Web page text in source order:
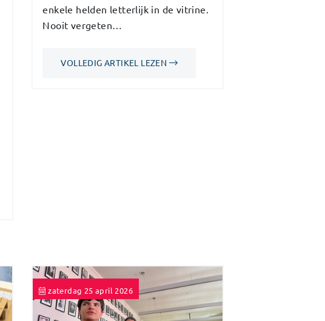
enkele helden letterlijk in de vitrine.
Nooit vergeten…
VOLLEDIG ARTIKEL LEZEN
zaterdag 25 april 2026